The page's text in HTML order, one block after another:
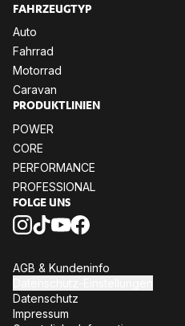
FAHR­ZEUG­TYP
Auto
Fahr­rad
Mo­tor­rad
Ca­ra­van
PRO­DUKT­LI­NI­EN
POW­ER
CORE
PER­FOR­MANCE
PRO­FES­SIO­NAL
FOL­GE UNS
AGB & Kun­den­in­fo
Da­ten­schutz
Im­pres­sum